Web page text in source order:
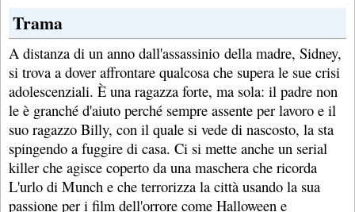
Trama
A distanza di un anno dall'assassinio della madre, Sidney,
si trova a dover affrontare qualcosa che supera le sue crisi
adolescenziali. È una ragazza forte, ma sola: il padre non
le è granché d'aiuto perché sempre assente per lavoro e il
suo ragazzo Billy, con il quale si vede di nascosto, la sta
spingendo a fuggire di casa. Ci si mette anche un serial
killer che agisce coperto da una maschera che ricorda
L'urlo di Munch e che terrorizza la città usando la sua
passione per i film dell'orrore come Halloween e